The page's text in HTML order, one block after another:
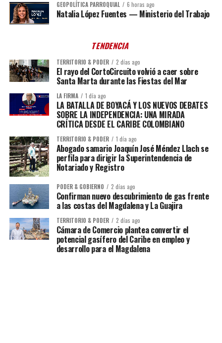
GEOPOLÍTICA PARROQUIAL 6 horas ago
Natalia López Fuentes — Ministerio del Trabajo
TENDENCIA
TERRITORIO & PODER 2 días ago
El rayo del CortoCircuito volvió a caer sobre
Santa Marta durante las Fiestas del Mar
LA FIRMA 1 día ago
LA BATALLA DE BOYACÁ Y LOS NUEVOS DEBATES
SOBRE LA INDEPENDENCIA: UNA MIRADA
CRÍTICA DESDE EL CARIBE COLOMBIANO
TERRITORIO & PODER 1 día ago
Abogado samario Joaquín José Méndez Llach se
perfila para dirigir la Superintendencia de
Notariado y Registro
PODER & GOBIERNO 2 días ago
Confirman nuevo descubrimiento de gas frente
a las costas del Magdalena y La Guajira
TERRITORIO & PODER 2 días ago
Cámara de Comercio plantea convertir el
potencial gasífero del Caribe en empleo y
desarrollo para el Magdalena